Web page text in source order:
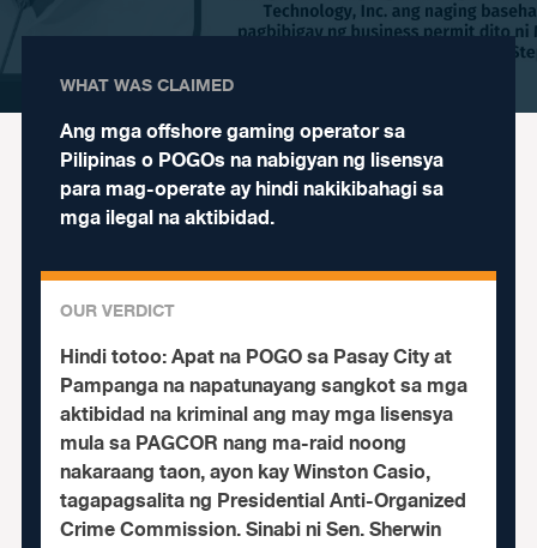
WHAT WAS CLAIMED
Ang mga offshore gaming operator sa
Pilipinas o POGOs na nabigyan ng lisensya
para mag-operate ay hindi nakikibahagi sa
mga ilegal na aktibidad.
OUR VERDICT
Hindi totoo:Apat na POGO sa Pasay City at
Pampanga na napatunayang sangkot sa mga
aktibidad na kriminal ang may mga lisensya
mula sa PAGCOR nang ma-raid noong
nakaraang taon, ayon kay Winston Casio,
tagapagsalita ng Presidential Anti-Organized
Crime Commission. Sinabi ni Sen. Sherwin